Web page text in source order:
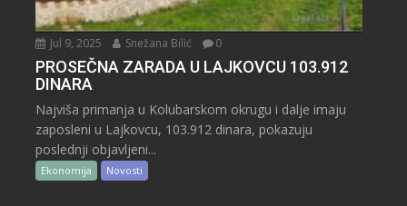
Jul 9, 2025 Snežana Bilić 0
PROSEČNA ZARADA U LAJKOVCU 103.912
DINARA
Najviša primanja u Kolubarskom okrugu i dalje imaju
zaposleni u Lajkovcu, 103.912 dinara, pokazuju
poslednji objavljeni...
Ekonomija Novosti